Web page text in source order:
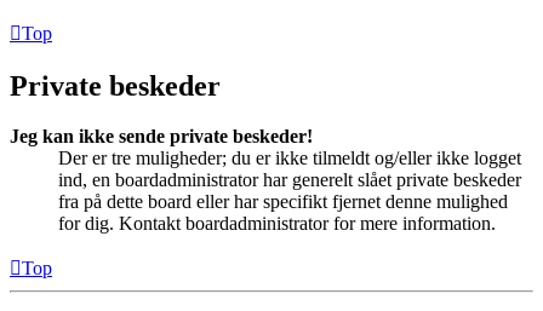
Top
Private beskeder
Jeg kan ikke sende private beskeder!
Der er tre muligheder; du er ikke tilmeldt og/eller ikke logget
ind, en boardadministrator har generelt slået private beskeder
fra på dette board eller har specifikt fjernet denne mulighed
for dig. Kontakt boardadministrator for mere information.
Top